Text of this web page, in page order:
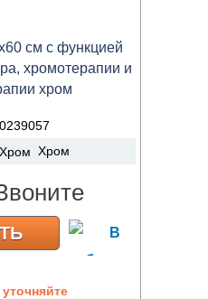
см с функцией
хромотерапии и
хром
Хром